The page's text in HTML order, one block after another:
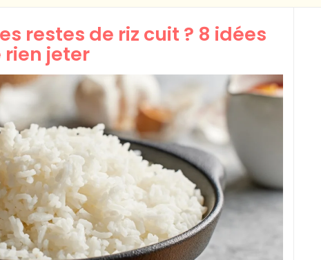
restes de riz cuit ? 8 idées
jeter